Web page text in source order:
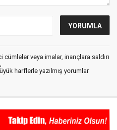
veya imalar, inançlara saldırı
harflerle yazılmış yorumlar